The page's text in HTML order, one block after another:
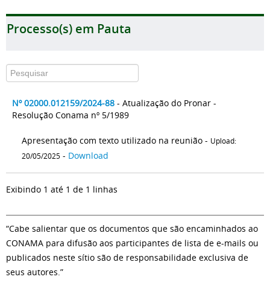
Processo(s) em Pauta
Nº 02000.012159/2024-88 - Atualização do Pronar -
Resolução Conama nº 5/1989
Apresentação com texto utilizado na reunião - Upload:
20/05/2025 - Download
Exibindo 1 até 1 de 1 linhas
“Cabe salientar que os documentos que são encaminhados ao
CONAMA para difusão aos participantes de lista de e-mails ou
publicados neste sítio são de responsabilidade exclusiva de
seus autores.”